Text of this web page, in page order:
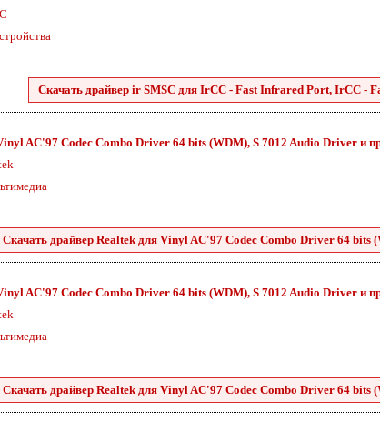
Скачать драйвер ir SMSC для IrCC - Fast Infrared Port, IrCC -
AC'97 Codec Combo Driver 64 bits (WDM), S 7012 Audio Driver и
Скачать драйвер Realtek для Vinyl AC'97 Codec Combo Driver 64 bits
AC'97 Codec Combo Driver 64 bits (WDM), S 7012 Audio Driver и
Скачать драйвер Realtek для Vinyl AC'97 Codec Combo Driver 64 bits